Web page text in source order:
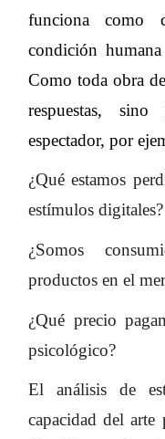
funciona como
condición
Como toda obra
respuestas,
espectador, por
¿Qué estamos
estímulos digitales?
¿Somos
productos en el
¿Qué precio
psicológico?
El análisis de
capacidad del arte